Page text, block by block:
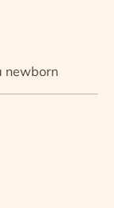
newborn